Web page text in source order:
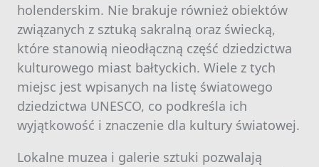
holenderskim. Nie brakuje również obiektów
związanych z sztuką sakralną oraz świecką,
które stanowią nieodłączną część dziedzictwa
kulturowego miast bałtyckich. Wiele z tych
miejsc jest wpisanych na listę światowego
dziedzictwa UNESCO, co podkreśla ich
wyjątkowość i znaczenie dla kultury światowej.
Lokalne muzea i galerie sztuki pozwalają